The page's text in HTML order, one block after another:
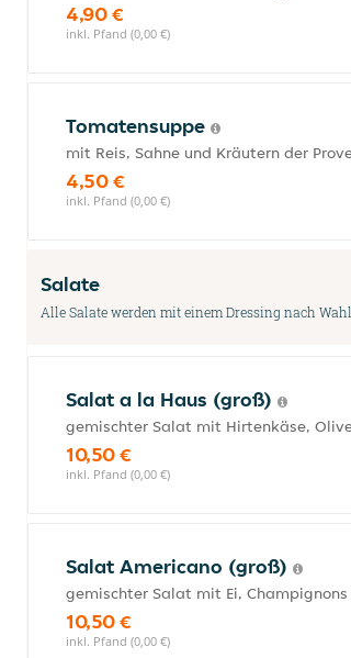
4,90 €
inkl. Pfand (0,00 €)
Tomatensuppe
mit Reis, Sahne und Kräutern der
4,50 €
inkl. Pfand (0,00 €)
Salate
Alle Salate werden mit einem Dressing nach
Salat a la Haus (groß)
gemischter Salat mit Hirtenkäse,
10,50 €
inkl. Pfand (0,00 €)
Salat Americano (groß)
gemischter Salat mit Ei,
10,50 €
inkl. Pfand (0,00 €)